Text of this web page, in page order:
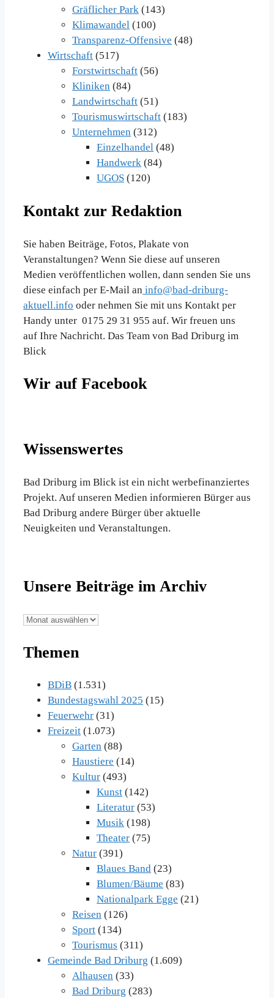
Gräflicher Park (143)
Klimawandel (100)
Transparenz-Offensive (48)
Wirtschaft (517)
Forstwirtschaft (56)
Kliniken (84)
Landwirtschaft (51)
Tourismuswirtschaft (183)
Unternehmen (312)
Einzelhandel (48)
Handwerk (84)
UGOS (120)
Kontakt zur Redaktion
Sie haben Beiträge, Fotos, Plakate von
Veranstaltungen? Wenn Sie diese auf unseren
Medien veröffentlichen wollen, dann senden Sie uns
diese einfach per E-Mail an info@bad-driburg-
aktuell.info oder nehmen Sie mit uns Kontakt per
Handy unter 0175 29 31 955 auf. Wir freuen uns
auf Ihre Nachricht. Das Team von Bad Driburg im
Blick
Wir auf Facebook
Wissenswertes
Bad Driburg im Blick ist ein nicht werbefinanziertes
Projekt. Auf unseren Medien informieren Bürger aus
Bad Driburg andere Bürger über aktuelle
Neuigkeiten und Veranstaltungen.
Unsere Beiträge im Archiv
Unsere
im
Themen
BDiB (1.531)
Bundestagswahl 2025 (15)
Feuerwehr (31)
Freizeit (1.073)
Garten (88)
Haustiere (14)
Kultur (493)
Kunst (142)
Literatur (53)
Musik (198)
Theater (75)
Natur (391)
Blaues Band (23)
Blumen/Bäume (83)
Nationalpark Egge (21)
Reisen (126)
Sport (134)
Tourismus (311)
Gemeinde Bad Driburg (1.609)
Alhausen (33)
Bad Driburg (283)